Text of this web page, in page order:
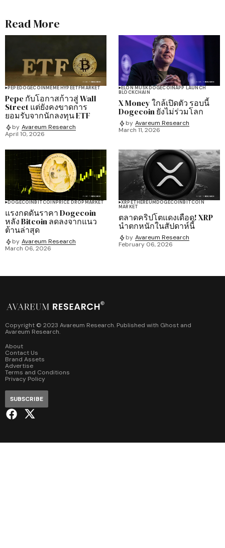
Read More
PEPEDOGECOINMEME HYPEETFMARKET
Pepe กับโอกาสก้าวสู่ Wall
Street แต่ยังคงขาดการ
ยอมรับจากนักลงทุน ETF
by Avareum Research
April 10, 2026
ELON MUSKDOGECOINAPP LAUNCH
BLOCKCHAIN
X Money ใกล้เปิดตัว รอบนี้
Dogecoin ยังไม่ร่วมโลก
by Avareum Research
March 11, 2026
DOGECOINBITCOINPRICE DROPMARKET
แรงกดดันราคา Dogecoin
หลัง Bitcoin ลดลงจากแนว
ต้านล่าสุด
by Avareum Research
March 06, 2026
XRPETHEREUMDOGECOINBITCOIN
MARKET
ตลาดคริปโตแดงเดือด! XRP
นำตกหนักในสัปดาห์นี้
by Avareum Research
February 06, 2026
Copyright © 2023 Avareum Research. Published with Ghost and
Avareum Research.
About
Contact Us
Brand Assets
Advertise
Terms and Conditions
Privacy Policy
SUBSCRIBE